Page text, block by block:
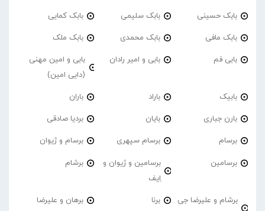
بابک حسینی بابک سلیمی بابک کمایی
بابک مافی بابک محمدی بابک ملک
بابی فم بابی و امیر رادان
بابی و امین مهنی
(دایی امین)
بابیک باراد باران
بارن جباری بایان بردیا صادقی
برسام برسام سپهری برسام و ژیوان
برسامین
برسامین و ژیوان و
اِیف
برشام
برشام و علیرضا جی
برنا برهان و علیرضا